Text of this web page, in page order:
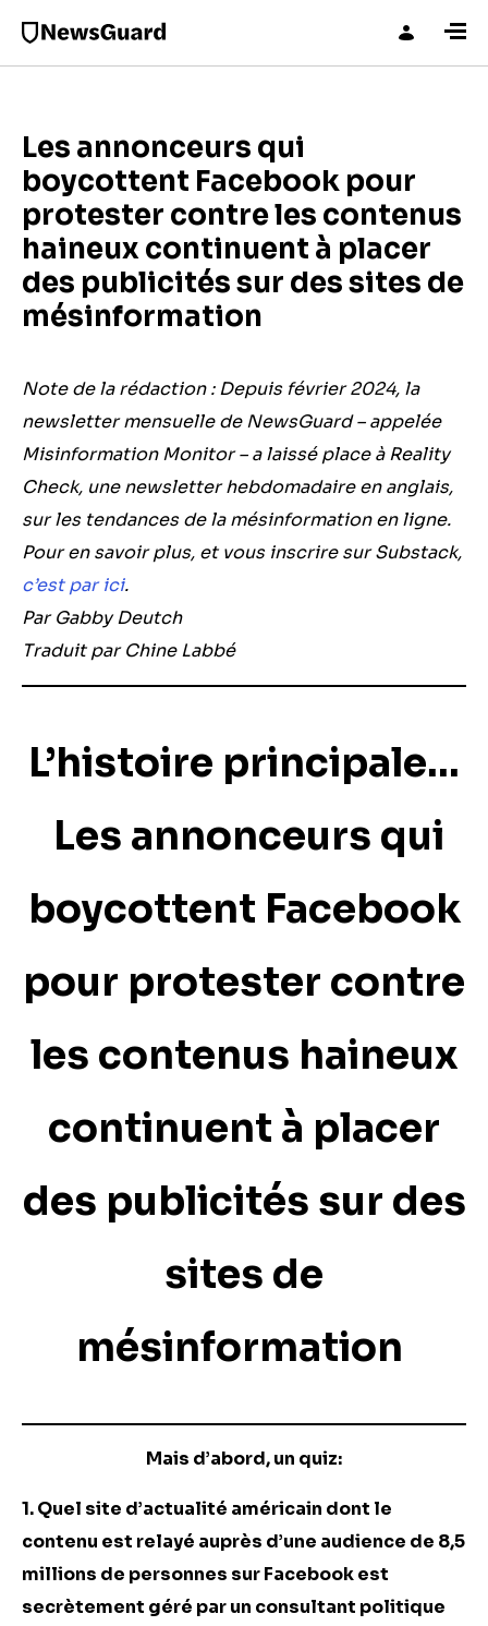
Les annonceurs qui
boycottent Facebook pour
protester contre les contenus
haineux continuent à placer
des publicités sur des sites de
mésinformation
Note de la rédaction : Depuis février 2024, la
newsletter mensuelle de NewsGuard – appelée
Misinformation Monitor – a laissé place à Reality
Check, une newsletter hebdomadaire en anglais,
sur les tendances de la mésinformation en ligne.
Pour en savoir plus, et vous inscrire sur Substack,
c’est par ici.
Par Gabby Deutch
Traduit par Chine Labbé
L’histoire principale…
Les annonceurs qui
boycottent Facebook
pour protester contre
les contenus haineux
continuent à placer
des publicités sur des
sites de
mésinformation
Mais d’abord, un quiz:
1. Quel site d’actualité américain dont le
contenu est relayé auprès d’une audience de 8,5
millions de personnes sur Facebook est
secrètement géré par un consultant politique